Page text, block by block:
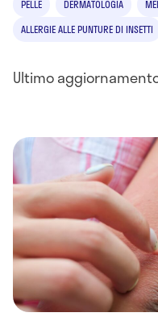
PELLE DERMATOLOGIA
ALLERGIE ALLE PUNTURE DI INSETTI
Ultimo